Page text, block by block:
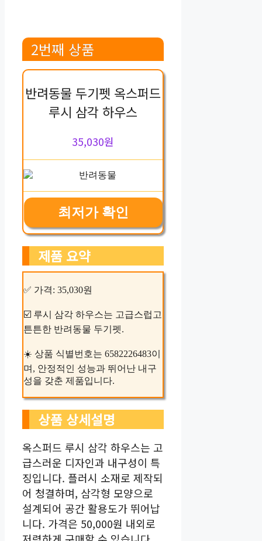
2번째 상품
반려동물 두기펫 옥스퍼드
루시 삼각 하우스
35,030원
최저가 확인
제품 요약
✅ 가격: 35,030원
☑️ 루시 삼각 하우스는 고급스럽고
튼튼한 반려동물 두기펫.
☀️ 상품 식별번호는 6582226483이
며, 안정적인 성능과 뛰어난 내구
성을 갖춘 제품입니다.
상품 상세설명
옥스퍼드 루시 삼각 하우스는 고
급스러운 디자인과 내구성이 특
징입니다. 플러시 소재로 제작되
어 청결하며, 삼각형 모양으로
설계되어 공간 활용도가 뛰어납
니다. 가격은 50,000원 내외로